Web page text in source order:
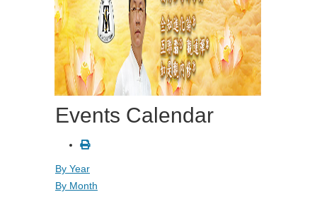
Events Calendar
By Year
By Month